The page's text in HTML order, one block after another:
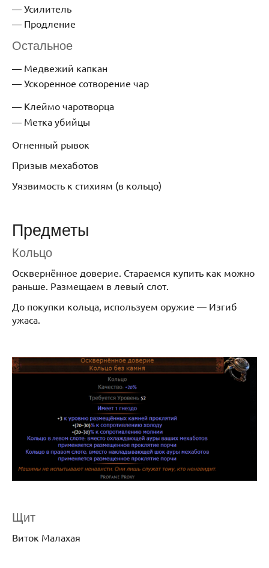
Усилитель
Продление
Остальное
Медвежий капкан
Ускоренное сотворение чар
Клеймо чаротворца
Метка убийцы
Огненный рывок
Призыв мехаботов
Уязвимость к стихиям (в кольцо)
Предметы
Кольцо
Осквернённое доверие. Стараемся купить как можно
раньше. Размещаем в левый слот.
До покупки кольца, используем оружие — Изгиб
ужаса.
Щит
Виток Малахая